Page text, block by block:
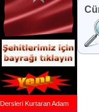
Dersleri Kurtaran Adam